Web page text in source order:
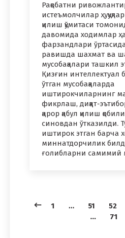
Рақобатни
истеъмолчилар
қилиш қўмитаси
давомида ходимлар
фарзандлари
равишда шахмат ва
мусобақалари ташкил
Қизғин интеллектуал
ўтган мусобақаларда
иштирокчиларнинг
фикрлаш, диққат-
қарор қабул қилиш
синовдан ўтказилди.
иштирок этган барча
миннатдорчилик
ғолибларни самимий
1 … 51 52
…
71